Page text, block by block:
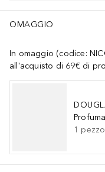
OMAGGIO
In omaggio (codice:
all'acquisto di 69€ di
1 pezzo